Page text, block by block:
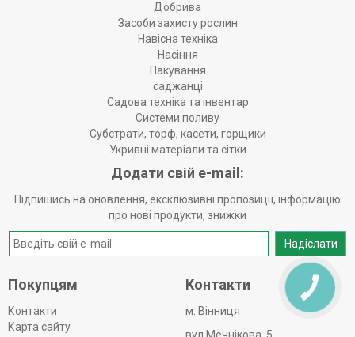
Добрива
Засоби захисту рослин
Навісна техніка
Насіння
Пакування
саджанці
Садова техніка та інвентар
Системи поливу
Субстрати, торф, касети, горщики
Укривні матеріали та сітки
Додати свій e-mail:
Підпишись на оновлення, ексклюзивні пропозиції, інформацію
про нові продукти, знижки
Надіслати
Покупцям
Контакти
Карта сайту
Контакти
м. Вінниця
КНОПКА
ЗВ'ЯЗКУ